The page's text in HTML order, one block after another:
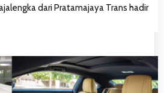
dari Pratamajaya Trans hadir